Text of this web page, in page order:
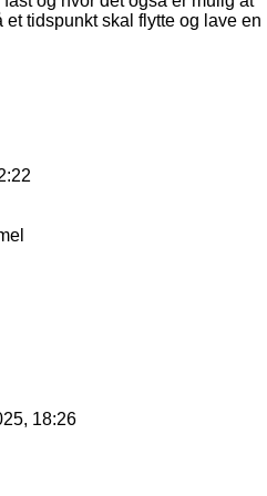
tidspunkt skal flytte og lave en
18:26